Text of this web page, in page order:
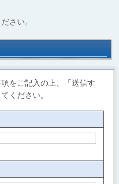
さい。
をご記入の上、「送信す
ください。